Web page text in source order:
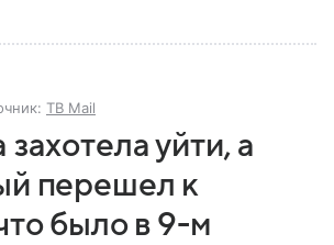
ТВ Mail
уйти, а
перешел к
было в 9-м